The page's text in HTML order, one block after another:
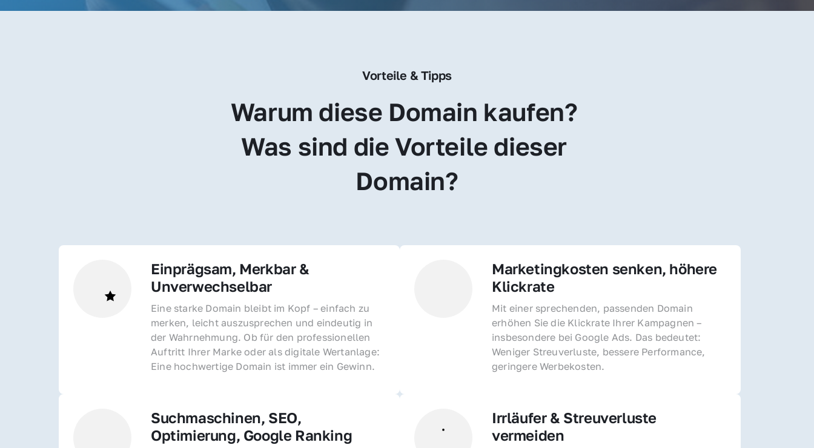
Vorteile & Tipps
Warum diese Domain kaufen?
Was sind die Vorteile dieser
Domain?
Einprägsam, Merkbar &
Unverwechselbar
Eine starke Domain bleibt im Kopf – einfach zu
merken, leicht auszusprechen und eindeutig in
der Wahrnehmung. Ob für den professionellen
Auftritt Ihrer Marke oder als digitale Wertanlage:
Eine hochwertige Domain ist immer ein Gewinn.
Marketingkosten senken, höhere
Klickrate
Mit einer sprechenden, passenden Domain
erhöhen Sie die Klickrate Ihrer Kampagnen –
insbesondere bei Google Ads. Das bedeutet:
Weniger Streuverluste, bessere Performance,
geringere Werbekosten.
Suchmaschinen, SEO,
Optimierung, Google Ranking
Irrläufer & Streuverluste
vermeiden